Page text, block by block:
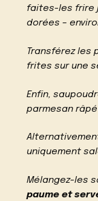
faites-les frire
dorées –
Transférez les
frites sur une
Enfin,
parmesan
uniquement
Mélangez-les
paume et